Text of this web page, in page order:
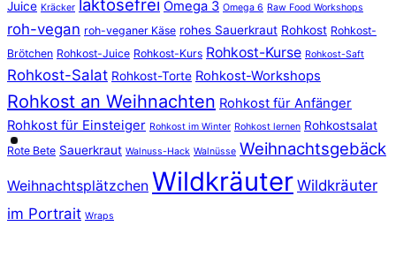
Juice Kräcker laktosefrei Omega 3 Omega 6 Raw Food Workshops
roh-vegan roh-veganer Käse rohes Sauerkraut Rohkost Rohkost-
Brötchen Rohkost-Juice Rohkost-Kurs Rohkost-Kurse Rohkost-Saft
Rohkost-Salat Rohkost-Torte Rohkost-Workshops
Rohkost an Weihnachten Rohkost für Anfänger
Rohkost für Einsteiger Rohkost im Winter Rohkost lernen Rohkostsalat
Rote Bete Sauerkraut Walnuss-Hack Walnüsse Weihnachtsgebäck
Weihnachtsplätzchen Wildkräuter Wildkräuter
im Portrait Wraps